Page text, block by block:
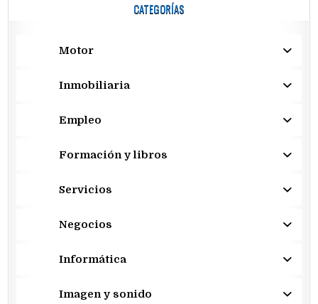
CATEGORÍAS
Motor
Inmobiliaria
Empleo
Formación y libros
Servicios
Negocios
Informática
Imagen y sonido